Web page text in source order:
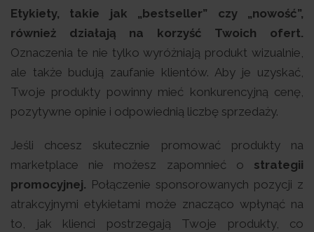
Etykiety, takie jak „bestseller” czy „nowość”,
również działają na korzyść Twoich ofert.
Oznaczenia te nie tylko wyróżniają produkt wizualnie,
ale także budują zaufanie klientów. Aby je uzyskać,
Twoje produkty powinny mieć konkurencyjną cenę,
pozytywne opinie i odpowiednią liczbę sprzedaży.
Jeśli chcesz skutecznie promować produkty na
marketplace nie możesz zapomnieć o strategii
promocyjnej. Połączenie sponsorowanych pozycji z
atrakcyjnymi etykietami może znacząco wpłynąć na
to, jak klienci postrzegają Twoje produkty, co